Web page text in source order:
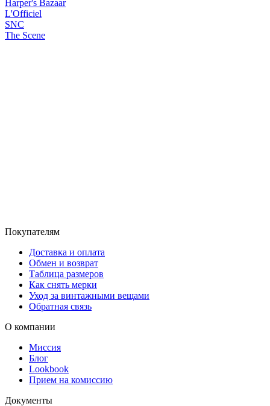
Harper's Bazaar
L'Officiel
SNC
The Scene
Покупателям
Доставка и оплата
Обмен и возврат
Таблица размеров
Как снять мерки
Уход за винтажными вещами
Обратная связь
О компании
Миссия
Блог
Lookbook
Прием на комиссию
Документы